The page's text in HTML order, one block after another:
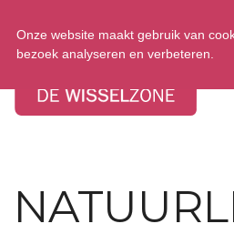
Onze website maakt gebruik van
bezoek analyseren en verbeteren.